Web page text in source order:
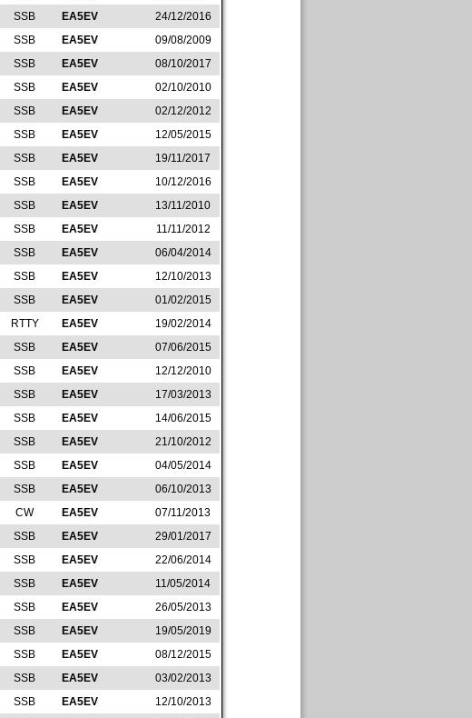
SSB EA5EV
24/12/2016
SSB EA5EV
09/08/2009
SSB EA5EV
08/10/2017
SSB EA5EV
02/10/2010
SSB EA5EV
02/12/2012
SSB EA5EV
12/05/2015
SSB EA5EV
19/11/2017
SSB EA5EV
10/12/2016
SSB EA5EV
13/11/2010
SSB EA5EV
11/11/2012
SSB EA5EV
06/04/2014
SSB EA5EV
12/10/2013
SSB EA5EV
01/02/2015
RTTY EA5EV
19/02/2014
SSB EA5EV
07/06/2015
SSB EA5EV
12/12/2010
SSB EA5EV
17/03/2013
SSB EA5EV
14/06/2015
SSB EA5EV
21/10/2012
SSB EA5EV
04/05/2014
SSB EA5EV
06/10/2013
CW EA5EV
07/11/2013
SSB EA5EV
29/01/2017
SSB EA5EV
22/06/2014
SSB EA5EV
11/05/2014
SSB EA5EV
26/05/2013
SSB EA5EV
19/05/2019
SSB EA5EV
08/12/2015
SSB EA5EV
03/02/2013
SSB EA5EV
12/10/2013